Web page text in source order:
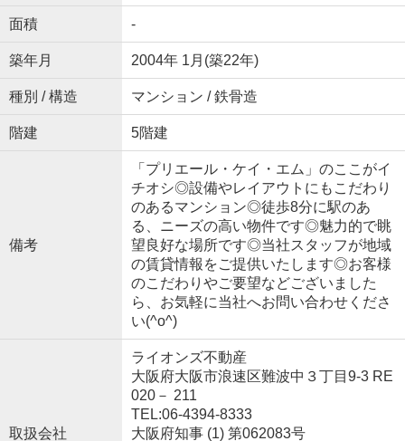
面積 -
築年月 2004年 1月(築22年)
種別 / 構造 マンション / 鉄骨造
階建 5階建
備考
「プリエール・ケイ・エム」のここがイ
チオシ◎設備やレイアウトにもこだわり
のあるマンション◎徒歩8分に駅のあ
る、ニーズの高い物件です◎魅力的で眺
望良好な場所です◎当社スタッフが地域
の賃貸情報をご提供いたします◎お客様
のこだわりやご要望などございました
ら、お気軽に当社へお問い合わせくださ
い(^o^)
取扱会社
ライオンズ不動産
大阪府大阪市浪速区難波中３丁目9-3 RE
020－ 211
TEL:06-4394-8333
大阪府知事 (1) 第062083号